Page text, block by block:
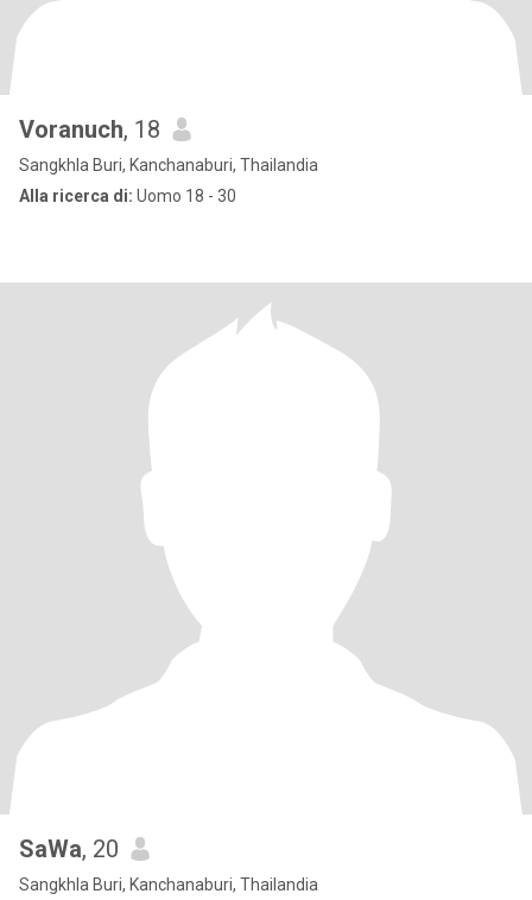
Voranuch, 18
Sangkhla Buri, Kanchanaburi, Thailandia
Alla ricerca di: Uomo 18 - 30
SaWa, 20
Sangkhla Buri, Kanchanaburi, Thailandia